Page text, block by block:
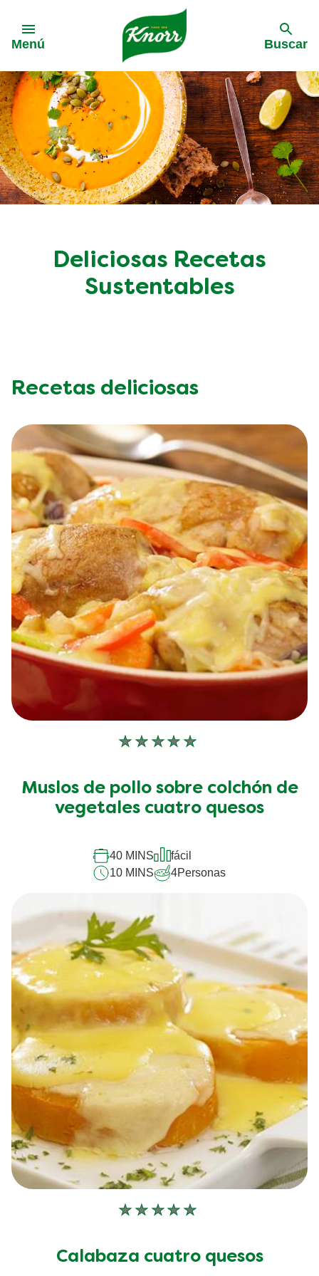
Menú Buscar
Deliciosas Recetas
Sustentables
Recetas deliciosas
No
han
enviado
este
recipe
Muslos de pollo sobre colchón de
vegetales cuatro quesos
40 MINS
fácil
10 MINS
4Personas
No
han
Calabaza cuatro quesos